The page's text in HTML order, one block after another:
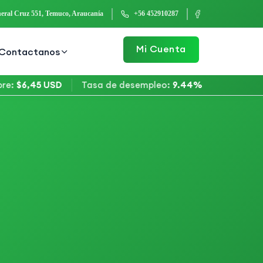
Cruz 551, Temuco, Araucanía +56 452910287
Mi Cuenta
USD Tasa de desempleo: 9.44% Bitcoin